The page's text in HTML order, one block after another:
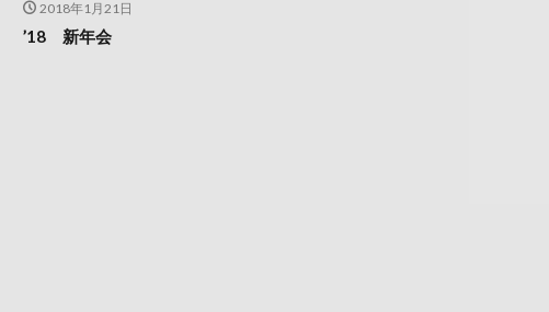
2018年1月21日
’18 新年会